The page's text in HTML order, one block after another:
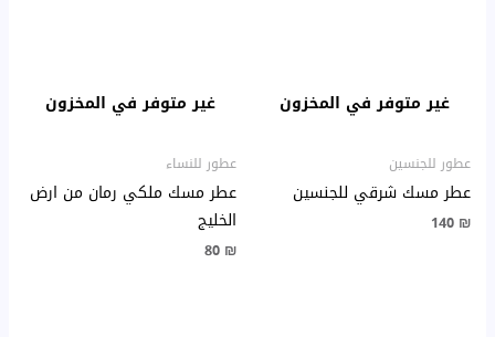
غير متوفر في المخزون
عطور للجنسين
عطر مسك شرقي للجنسين
140 ₪
غير متوفر في المخزون
عطور للنساء
عطر مسك ملكي رمان من ارض
الخليج
80 ₪